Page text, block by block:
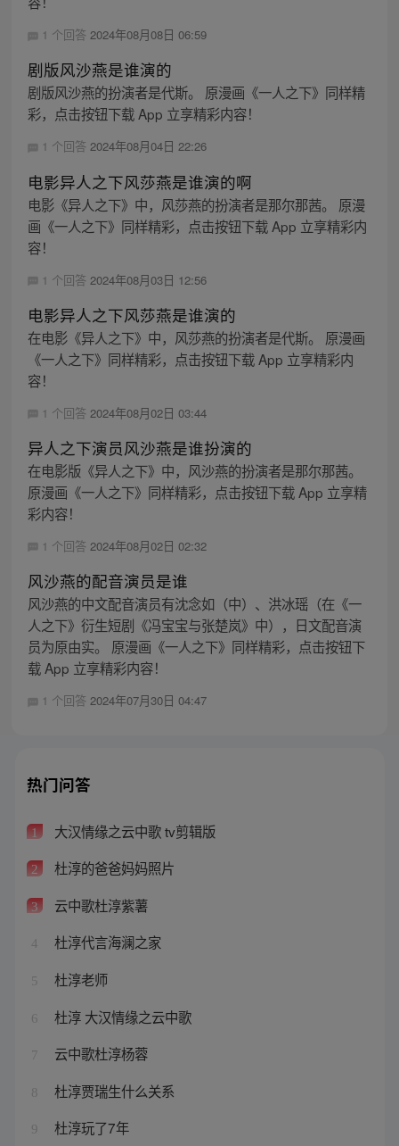
1 个回答 2024年08月08日 06:59
剧版风沙燕是谁演的
剧版风沙燕的扮演者是代斯。 原漫画《一人之下》同样精
彩，点击按钮下载 App 立享精彩内容！
1 个回答 2024年08月04日 22:26
电影异人之下风莎燕是谁演的啊
电影《异人之下》中，风莎燕的扮演者是那尔那茜。 原漫
画《一人之下》同样精彩，点击按钮下载 App 立享精彩内
容！
1 个回答 2024年08月03日 12:56
电影异人之下风莎燕是谁演的
在电影《异人之下》中，风莎燕的扮演者是代斯。 原漫画
《一人之下》同样精彩，点击按钮下载 App 立享精彩内
容！
1 个回答 2024年08月02日 03:44
异人之下演员风沙燕是谁扮演的
在电影版《异人之下》中，风沙燕的扮演者是那尔那茜。
原漫画《一人之下》同样精彩，点击按钮下载 App 立享精
彩内容！
1 个回答 2024年08月02日 02:32
风沙燕的配音演员是谁
风沙燕的中文配音演员有沈念如（中）、洪冰瑶（在《一
人之下》衍生短剧《冯宝宝与张楚岚》中），日文配音演
员为原由实。 原漫画《一人之下》同样精彩，点击按钮下
载 App 立享精彩内容！
1 个回答 2024年07月30日 04:47
热门问答
1 大汉情缘之云中歌 tv剪辑版
2 杜淳的爸爸妈妈照片
3 云中歌杜淳紫薯
4 杜淳代言海澜之家
5 杜淳老师
6 杜淳 大汉情缘之云中歌
7 云中歌杜淳杨蓉
8 杜淳贾瑞生什么关系
9 杜淳玩了7年